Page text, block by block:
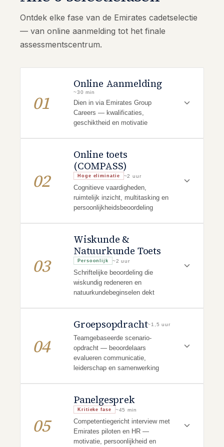
Ontdek elke fase van de Emirates cadetselectie
— van online aanmelding tot het finale
assessmentscentrum.
01
Online Aanmelding
~30 min
Dien in via Emirates Group
Careers — kwalificaties,
geschiktheid en motivatie
02
Online toets
(COMPASS)
Hoge eliminatie ~2 uur
Cognitieve vaardigheden,
ruimtelijk inzicht, multitasking en
persoonlijkheidsbeoordeling
03
Wiskunde &
Natuurkunde Toets
Persoonlijk ~2 uur
Schriftelijke beoordeling die
wiskundig redeneren en
natuurkundebeginselen dekt
04
Groepsopdracht~1,5 uur
Teamgebaseerde scenario-
opdracht — beoordelaars
evalueren communicatie,
leiderschap en samenwerking
05
Panelgesprek
Kritieke fase ~45 min
Competentiegericht interview met
Emirates piloten en HR —
motivatie, persoonlijkheid en